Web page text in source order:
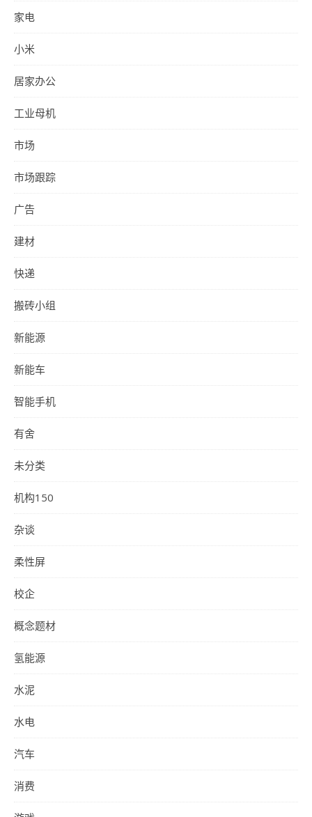
家电
小米
居家办公
工业母机
市场
市场跟踪
广告
建材
快递
搬砖小组
新能源
新能车
智能手机
有舍
未分类
机构150
杂谈
柔性屏
校企
概念题材
氢能源
水泥
水电
汽车
消费